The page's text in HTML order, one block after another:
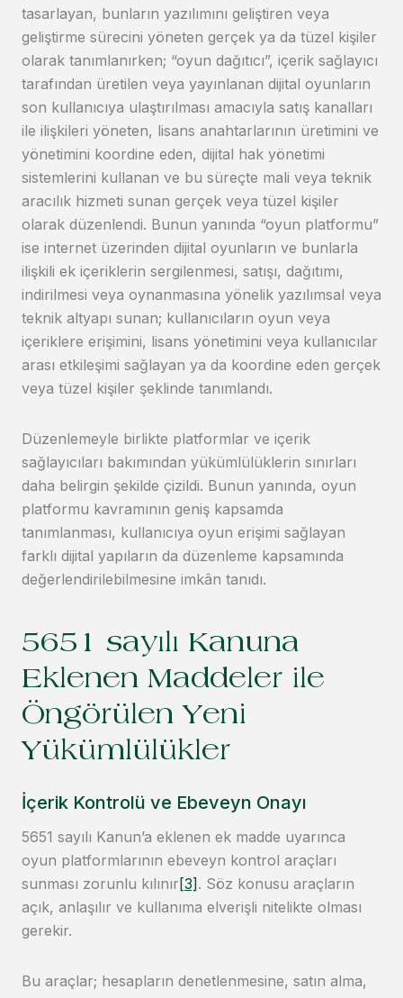
tasarlayan, bunların yazılımını geliştiren veya
geliştirme sürecini yöneten gerçek ya da tüzel kişiler
olarak tanımlanırken; “oyun dağıtıcı”, içerik sağlayıcı
tarafından üretilen veya yayınlanan dijital oyunların
son kullanıcıya ulaştırılması amacıyla satış kanalları
ile ilişkileri yöneten, lisans anahtarlarının üretimini ve
yönetimini koordine eden, dijital hak yönetimi
sistemlerini kullanan ve bu süreçte mali veya teknik
aracılık hizmeti sunan gerçek veya tüzel kişiler
olarak düzenlendi. Bunun yanında “oyun platformu”
ise internet üzerinden dijital oyunların ve bunlarla
ilişkili ek içeriklerin sergilenmesi, satışı, dağıtımı,
indirilmesi veya oynanmasına yönelik yazılımsal veya
teknik altyapı sunan; kullanıcıların oyun veya
içeriklere erişimini, lisans yönetimini veya kullanıcılar
arası etkileşimi sağlayan ya da koordine eden gerçek
veya tüzel kişiler şeklinde tanımlandı.
Düzenlemeyle birlikte platformlar ve içerik
sağlayıcıları bakımından yükümlülüklerin sınırları
daha belirgin şekilde çizildi. Bunun yanında, oyun
platformu kavramının geniş kapsamda
tanımlanması, kullanıcıya oyun erişimi sağlayan
farklı dijital yapıların da düzenleme kapsamında
değerlendirilebilmesine imkân tanıdı.
5651 sayılı Kanuna
Eklenen Maddeler ile
Öngörülen Yeni
Yükümlülükler
İçerik Kontrolü ve Ebeveyn Onayı
5651 sayılı Kanun’a eklenen ek madde uyarınca
oyun platformlarının ebeveyn kontrol araçları
sunması zorunlu kılınır[3]. Söz konusu araçların
açık, anlaşılır ve kullanıma elverişli nitelikte olması
gerekir.
Bu araçlar; hesapların denetlenmesine, satın alma,